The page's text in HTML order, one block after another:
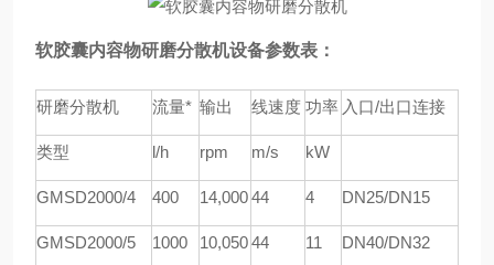
软胶囊内容物研磨分散机设备参数表：
研磨分散机 流量* 输出 线速度 功率 入口/出口连接
类型 l/h rpm m/s kW
GMSD2000/4 400 14,00044 4 DN25/DN15
GMSD2000/5 1000 10,05044 11 DN40/DN32